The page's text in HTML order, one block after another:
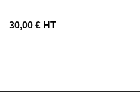
30,00 €HT